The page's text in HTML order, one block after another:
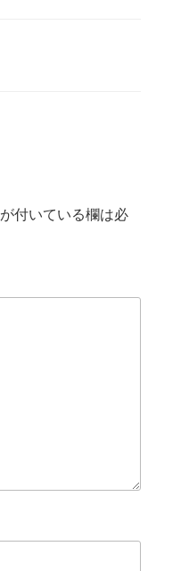
が付いている欄は必